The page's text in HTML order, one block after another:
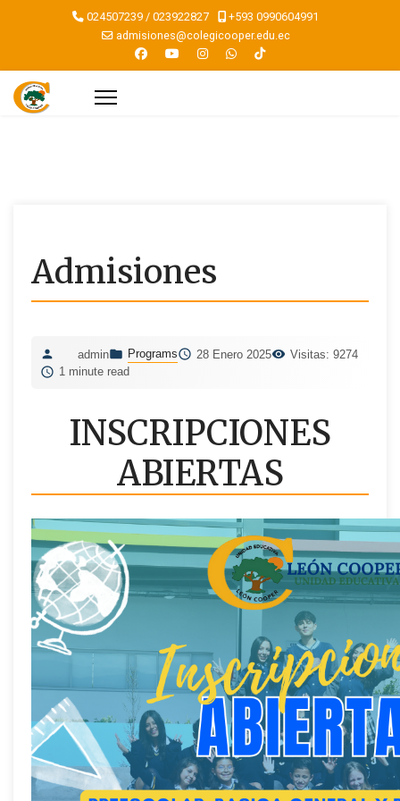
024507239 / 023922827
+593 0990604991
admisiones@colegicooper.edu.ec
Admisiones
admin Programs 28 Enero 2025
Visitas: 9274
1 minute read
INSCRIPCIONES
ABIERTAS